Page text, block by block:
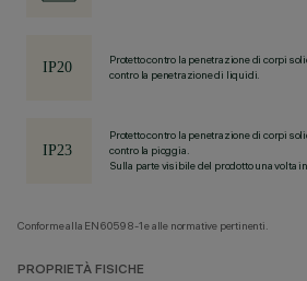
Protetto contro la penetrazione di corpi
contro la penetrazione di liquidi.
Protetto contro la penetrazione di corpi
contro la pioggia.
Sulla parte visibile del prodotto una volta
Conforme alla EN60598-1 e alle normative pertinenti.
PROPRIETÀ FISICHE